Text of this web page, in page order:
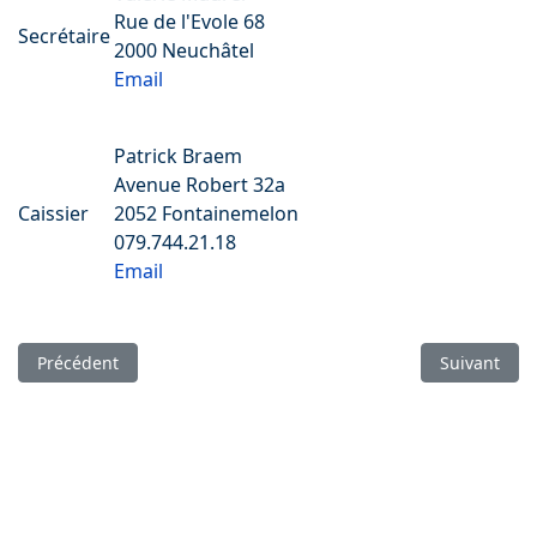
Secrétaire
Rue de l'Evole 68
2000 Neuchâtel
Email
Caissier
Patrick Braem
Avenue Robert 32a
2052 Fontainemelon
079.744.21.18
Email
Article précédent : Le chef
Précédent Article
Suivant